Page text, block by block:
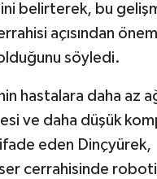
belirterek, bu
açısından
söyledi.
hastalara daha az
ve daha düşük
eden Dinçyürek,
cerrahisinde